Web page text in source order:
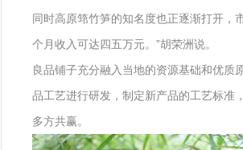
同时高原筇竹笋的知名度也正逐渐打开，
个月收入可达四五万元。”胡荣洲说。
良品铺子充分融入当地的资源基础和优
品工艺进行研发，制定新产品的工艺标准
多方共赢。